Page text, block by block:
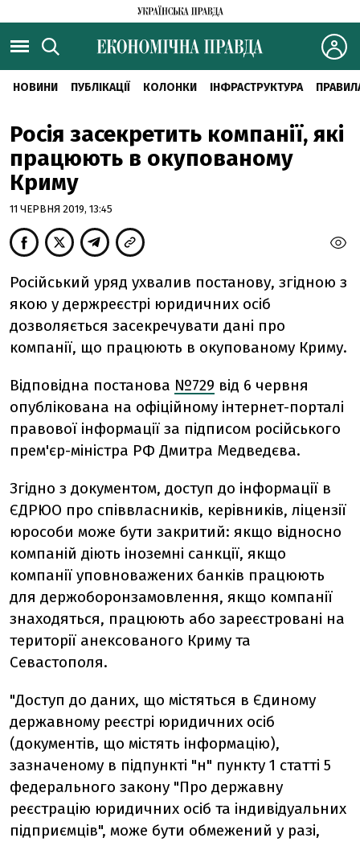
НОВИНИ ПУБЛІКАЦІЇ КОЛОНКИ ІНФРАСТРУКТУРА
Росія засекретить компанії, які
працюють в окупованому
Криму
11 ЧЕРВНЯ 2019, 13:45
Російський уряд ухвалив постанову, згідною з
якою у держреєстрі юридичних осіб
дозволяється засекречувати дані про
компанії, що працюють в окупованому Криму.
Відповідна постанова №729 від 6 червня
опублікована на офіційному інтернет-порталі
правової інформації за підписом російського
прем'єр-міністра РФ Дмитра Медведєва.
Згідно з документом, доступ до інформації в
ЄДРЮО про співвласників, керівників, ліцензії
юрособи може бути закритий: якщо відносно
компаній діють іноземні санкції, якщо
компанії уповноважених банків працюють
для держоборонзамовлення, якщо компанії
знаходяться, працюють або зареєстровані на
території анексованого Криму та
Севастополя.
"Доступ до даних, що містяться в Єдиному
державному реєстрі юридичних осіб
(документів, що містять інформацію),
зазначеному в підпункті "н" пункту 1 статті 5
федерального закону "Про державну
реєстрацію юридичних осіб та індивідуальних
підприємців", може бути обмежений у разі,